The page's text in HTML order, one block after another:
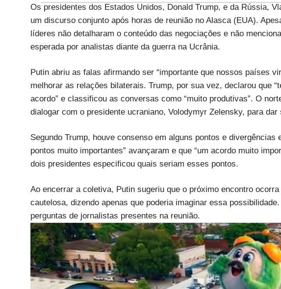
Os presidentes dos Estados Unidos, Donald Trump, e da Rússia,
um discurso conjunto após horas de reunião no Alasca (EUA).
líderes não detalharam o conteúdo das negociações e não
esperada por analistas diante da guerra na Ucrânia.
Putin abriu as falas afirmando ser “importante que nossos países
melhorar as relações bilaterais. Trump, por sua vez, declarou que
acordo” e classificou as conversas como “muito produtivas”. O
dialogar com o presidente ucraniano, Volodymyr Zelensky, para
Segundo Trump, houve consenso em alguns pontos e divergências
pontos muito importantes” avançaram e que “um acordo muito
dois presidentes especificou quais seriam esses pontos.
Ao encerrar a coletiva, Putin sugeriu que o próximo encontro
cautelosa, dizendo apenas que poderia imaginar essa
perguntas de jornalistas presentes na reunião.